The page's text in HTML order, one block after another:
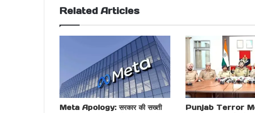
Related Articles
Meta Apology: सरकार की सख्ती
Punjab Terror